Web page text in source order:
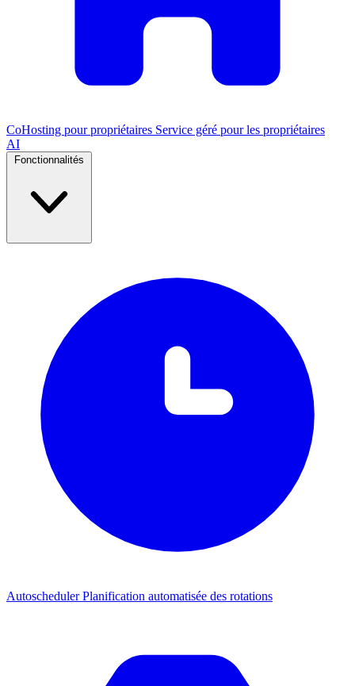
CoHosting pour propriétaires Service géré pour les propriétaires
AI
AutoschedulerPlanification automatisée des rotations